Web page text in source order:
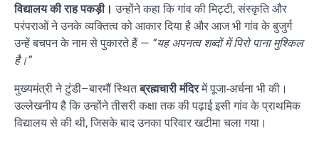
विद्यालय की राह पकड़ी। उन्होंने कहा कि गांव की मिट्टी, संस्कृति और
परंपराओं ने उनके व्यक्तित्व को आकार दिया है और आज भी गांव के बुजुर्ग
उन्हें बचपन के नाम से पुकारते हैं — “यह अपनत्व शब्दों में पिरो पाना मुश्किल
है।”
मुख्यमंत्री ने टुंडी–बारमौं स्थितब्रह्मचारी मंदिरमें पूजा-अर्चना भी की।
उल्लेखनीय है कि उन्होंने तीसरी कक्षा तक की पढ़ाई इसी गांव के प्राथमिक
विद्यालय से की थी, जिसके बाद उनका परिवार खटीमा चला गया।